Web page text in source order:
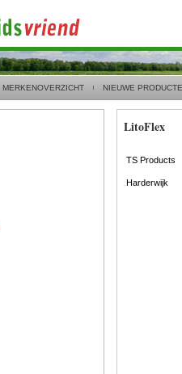
MERKENOVERZICHT NIEUWE
LitoFlex
TS Products
Harderwijk